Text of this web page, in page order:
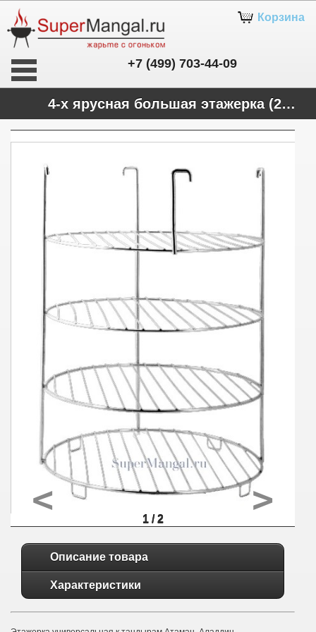
Корзина
+7 (499) 703-44-09
4-х ярусная большая этажерка (29 см)
1 / 2
< >
Описание товара
Характеристики